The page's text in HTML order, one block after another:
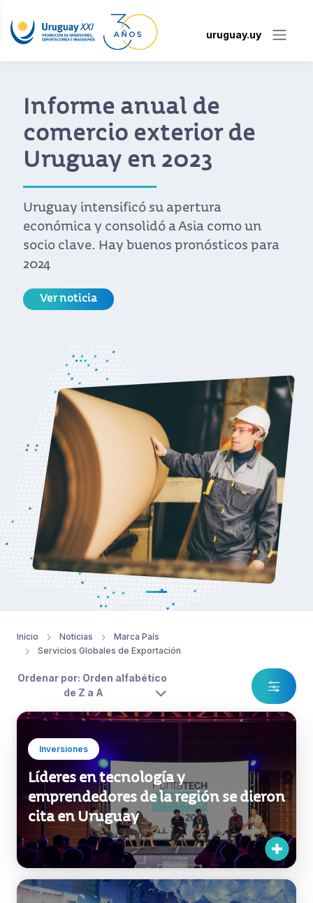
uruguay.uy
Informe anual de
comercio exterior de
Uruguay en 2023
Uruguay intensificó su apertura
económica y consolidó a Asia como un
socio clave. Hay buenos pronósticos para
2024
Ver noticia
Inicio Noticias
Marca País
Servicios Globales de Exportación
Ordenar por: Orden alfabético
de Z a A
Inversiones
Líderes en tecnología y
emprendedores de la región se dieron
cita en Uruguay